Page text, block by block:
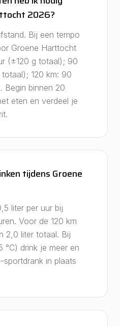
2026?
Bij een tempo
Groene Harttocht
(±120 g totaal); 90
120 km: 90
Begin binnen 20
eten en verdeel je
tijdens Groene
liter per uur bij
Voor de 120 km
2,0 liter totaal. Bij
°C) drink je meer en
in plaats